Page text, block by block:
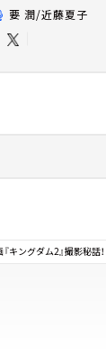
要 潤/近藤夏子
キングダム2』撮影秘話！